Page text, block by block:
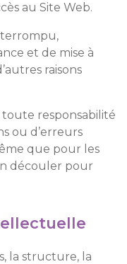
au Site Web.
et de mise à
raisons
responsabilité
ou d’erreurs
que pour les
découler pour
la structure, la